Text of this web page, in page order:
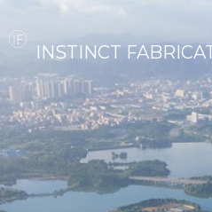
INSTINCT